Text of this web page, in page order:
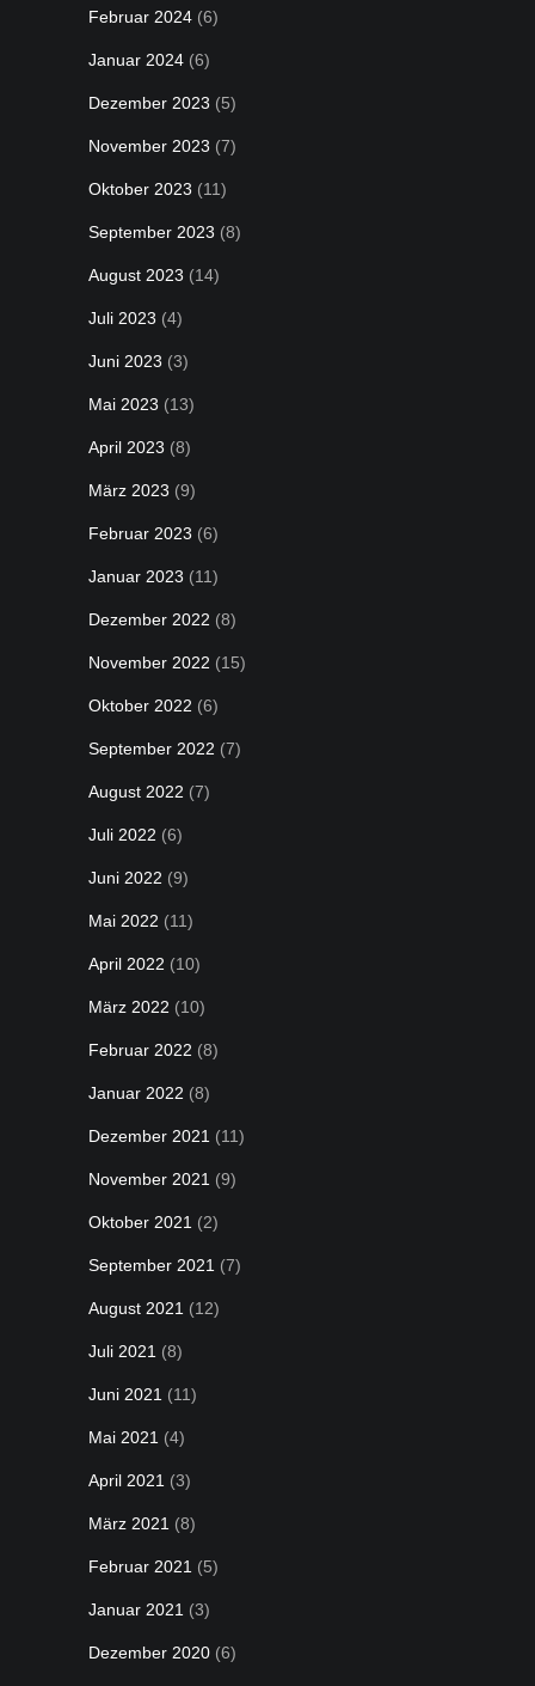
Februar 2024 (6)
Januar 2024 (6)
Dezember 2023 (5)
November 2023 (7)
Oktober 2023 (11)
September 2023 (8)
August 2023 (14)
Juli 2023 (4)
Juni 2023 (3)
Mai 2023 (13)
April 2023 (8)
März 2023 (9)
Februar 2023 (6)
Januar 2023 (11)
Dezember 2022 (8)
November 2022 (15)
Oktober 2022 (6)
September 2022 (7)
August 2022 (7)
Juli 2022 (6)
Juni 2022 (9)
Mai 2022 (11)
April 2022 (10)
März 2022 (10)
Februar 2022 (8)
Januar 2022 (8)
Dezember 2021 (11)
November 2021 (9)
Oktober 2021 (2)
September 2021 (7)
August 2021 (12)
Juli 2021 (8)
Juni 2021 (11)
Mai 2021 (4)
April 2021 (3)
März 2021 (8)
Februar 2021 (5)
Januar 2021 (3)
Dezember 2020 (6)